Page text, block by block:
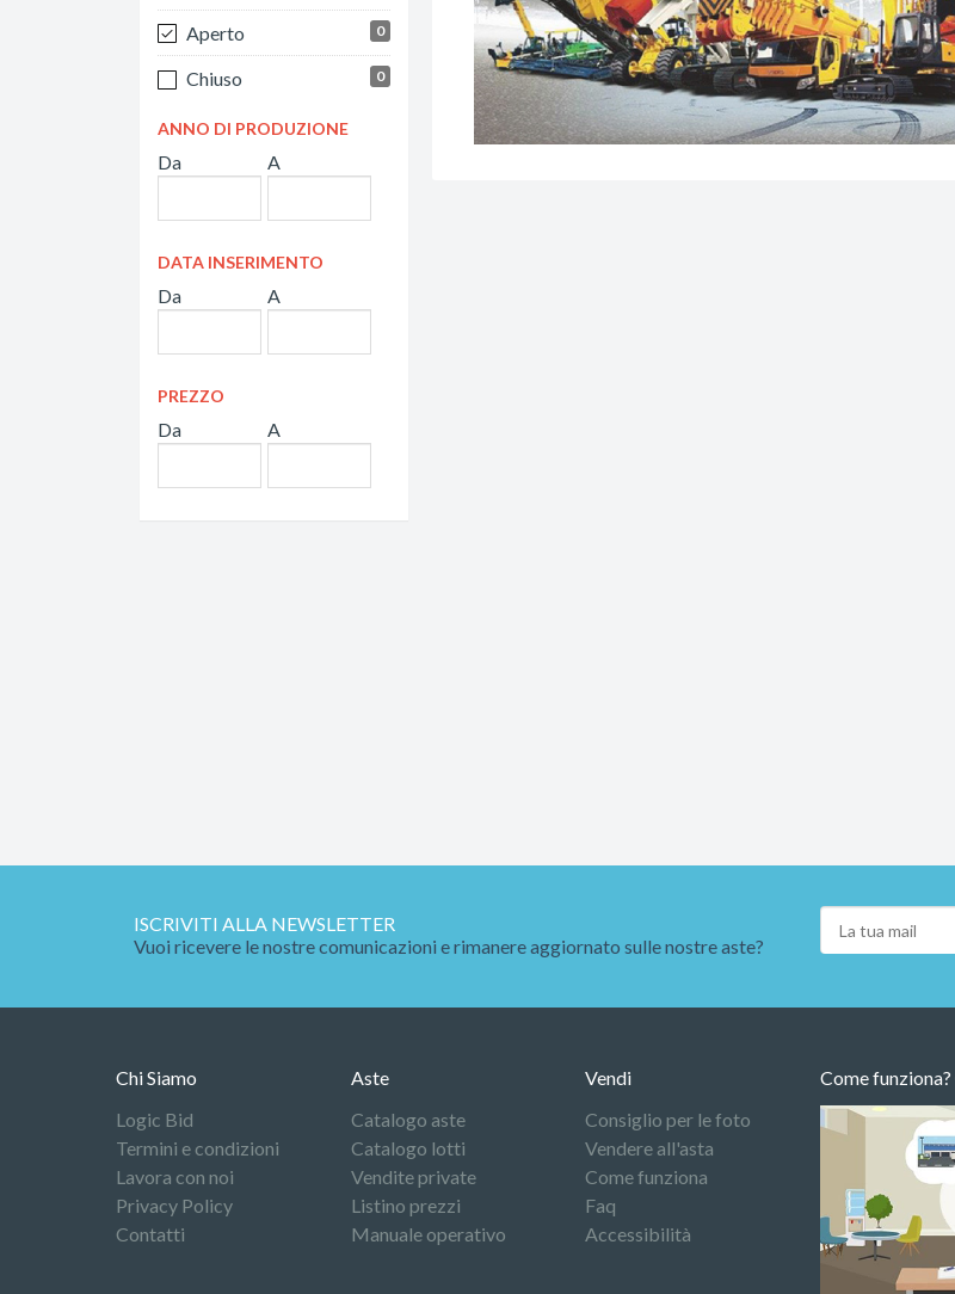
Aperto 0
Chiuso 0
ANNO DI PRODUZIONE
Da A
DATA INSERIMENTO
Da A
PREZZO
Da A
ISCRIVITI ALLA NEWSLETTER
Vuoi ricevere le nostre comunicazioni e rimanere aggiornato sulle nostre aste?
Chi Siamo
Logic Bid
Termini e condizioni
Lavora con noi
Privacy Policy
Contatti
Aste
Catalogo aste
Catalogo lotti
Vendite private
Listino prezzi
Manuale operativo
Vendi
Consiglio per le foto
Vendere all'asta
Come funziona
Faq
Accessibilità
Come